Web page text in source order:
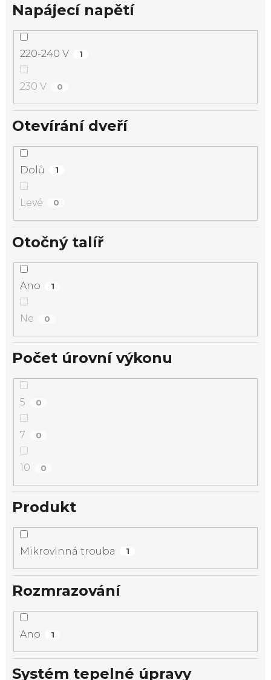
Napájecí napětí
220-240 V 1
230 V 0
Otevírání dveří
Dolů 1
Levé 0
Otočný talíř
Ano 1
Ne 0
Počet úrovní výkonu
5 0
7 0
10 0
Produkt
Mikrovlnná trouba 1
Rozmrazování
Ano 1
Systém tepelné úpravy